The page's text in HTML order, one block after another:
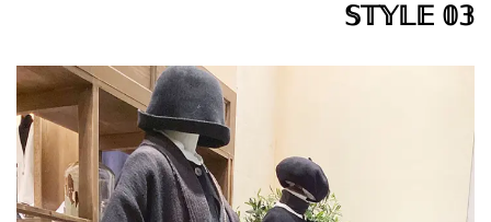
𝕊𝕋𝕐𝕃𝔼 𝟘𝟛